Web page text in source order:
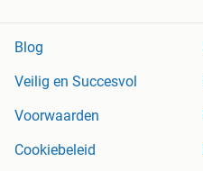
Blog
Veilig en Succesvol
Voorwaarden
Cookiebeleid